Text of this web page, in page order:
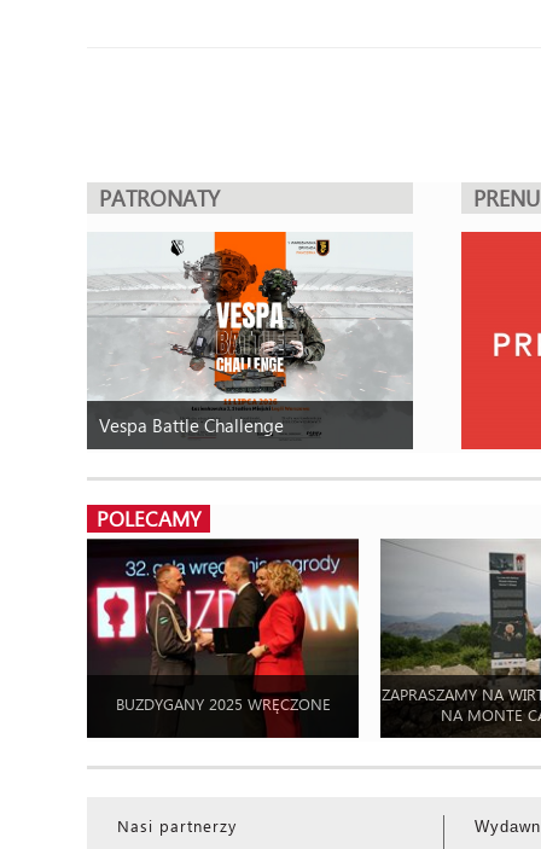
PATRONATY
Vespa Battle Challenge
POLECAMY
BUZDYGANY 2025 WRĘCZONE
ZAPRASZAMY NA
NA MONTE
Nasi partnerzy